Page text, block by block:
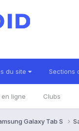
du site Sections
en ligne Clubs
Galaxy Tab S